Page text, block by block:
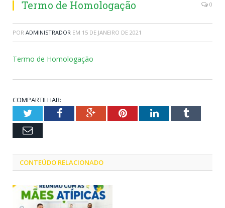
Termo de Homologação 0
POR ADMINISTRADOR EM 15 DE JANEIRO DE 2021
Termo de Homologação
COMPARTILHAR:
TwitterFacebookGoogle+PinterestLinkedInTumblr
Email
CONTEÚDO RELACIONADO